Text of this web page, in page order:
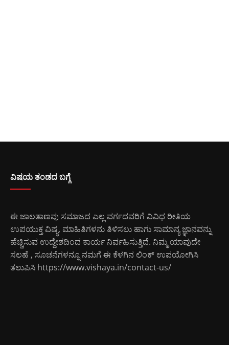
ವಿಷಯ ತಂಡದ ಬಗ್ಗೆ
ಈ ಜಾಲತಾಣವು ಸಮಾಜದ ಎಲ್ಲ ವರ್ಗದವರಿಗೆ ವಿವಿಧ ರೀತಿಯ
ಉಪಯುಕ್ತ ವಿಷ್ಯ, ಮಾಹಿತಿಗಳನು ತಿಳಿಸಲು ಹಾಗು ಸಾಮಾನ್ಯ ಜ್ಞಾನವನ್ನು
ಹೆಚ್ಚಿಸುವ ಉದ್ದೇಶದಿಂದ ಕಾರ್ಯ ನಿರ್ವಹಿಸುತ್ತಿದೆ. ನಿಮ್ಮ ಯಾವುದೇ
ಸಲಹೆ , ಸೂಚನೆಗಳನ್ನೂ ನಮಗೆ ಈ ಕೆಳಗಿನ ಲಿಂಕ್ ಉಪಯೋಗಿಸಿ
ತಲುಪಿಸಿ https://www.vishaya.in/contact-us/